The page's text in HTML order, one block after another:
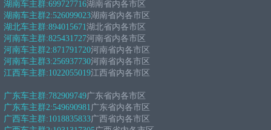
湖南车主群:699727716湖南省内各市区
湖南车主群2:526099023湖南省内各市区
湖北车主群:894015671湖北省内各市区
河南车主群:825431727河南省内各市区
河南车主群2:871791720河南省内各市区
河南车主群3:256937730河南省内各市区
江西车主群:1022055019江西省内各市区
广东车主群:782909749广东省内各市区
广东车主群2:549690981广东省内各市区
广西车主群:1018835833广西省内各市区